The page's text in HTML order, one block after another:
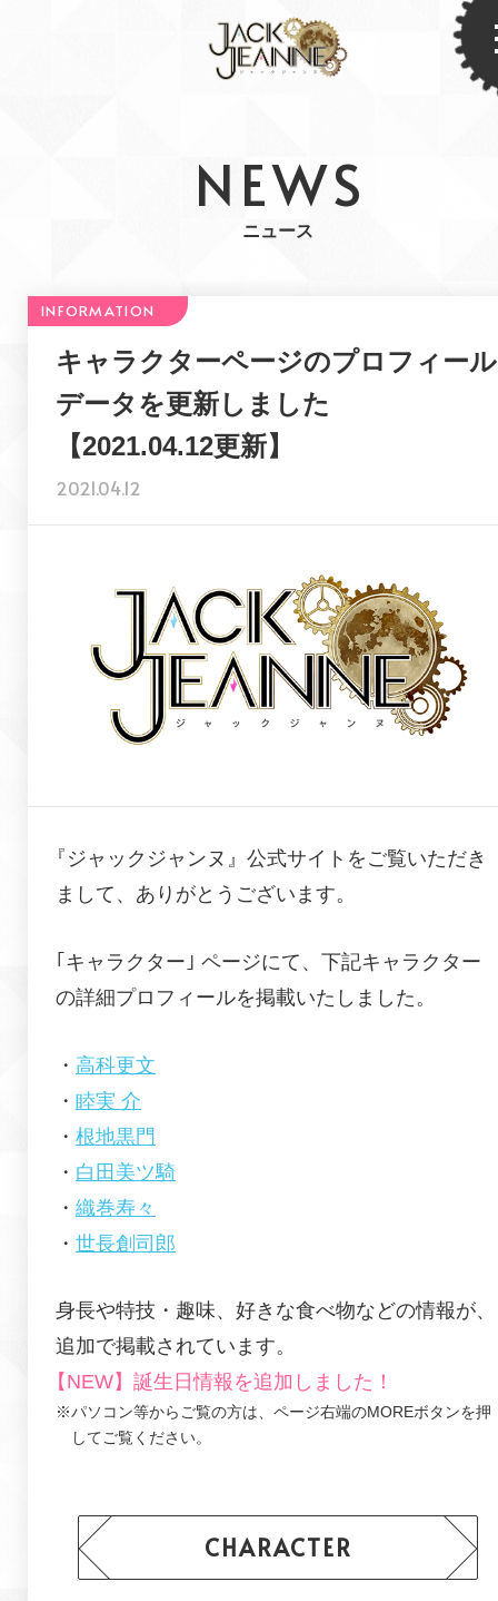
NEWS
ニュース
キャラクターページのプロフィール
データを更新しました
【2021.04.12更新】
2021.04.12
『ジャックジャンヌ』公式サイトをご覧いただき
まして、ありがとうございます。
｢キャラクター｣ ページにて、下記キャラクター
の詳細プロフィールを掲載いたしました。
・ 高科更文
・ 睦実 介
・ 根地黒門
・ 白田美ツ騎
・ 織巻寿々
・ 世長創司郎
身長や特技・趣味、好きな食べ物などの情報が、
追加で掲載されています。
【NEW】誕生日情報を追加しました！
※パソコン等からご覧の方は、ページ右端のMOREボタンを押
してご覧ください。
CHARACTER